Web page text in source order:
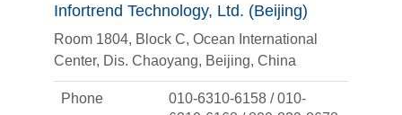
Infortrend Technology, Ltd. (Beijing)
Room 1804, Block C, Ocean International
Center, Dis. Chaoyang, Beijing, China
Phone
010-6310-6158 / 010-